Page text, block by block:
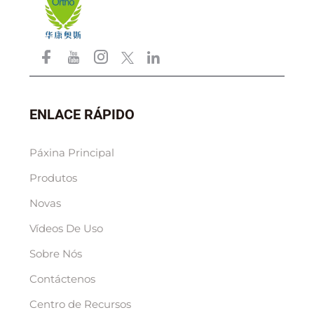
ENLACE RÁPIDO
Páxina Principal
Produtos
Novas
Vídeos De Uso
Sobre Nós
Contáctenos
Centro de Recursos